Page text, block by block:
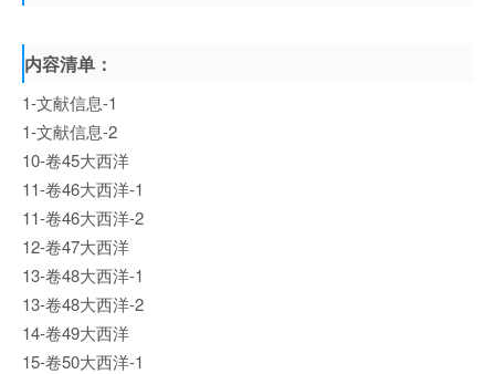
内容清单：
1-文献信息-1
1-文献信息-2
10-卷45大西洋
11-卷46大西洋-1
11-卷46大西洋-2
12-卷47大西洋
13-卷48大西洋-1
13-卷48大西洋-2
14-卷49大西洋
15-卷50大西洋-1